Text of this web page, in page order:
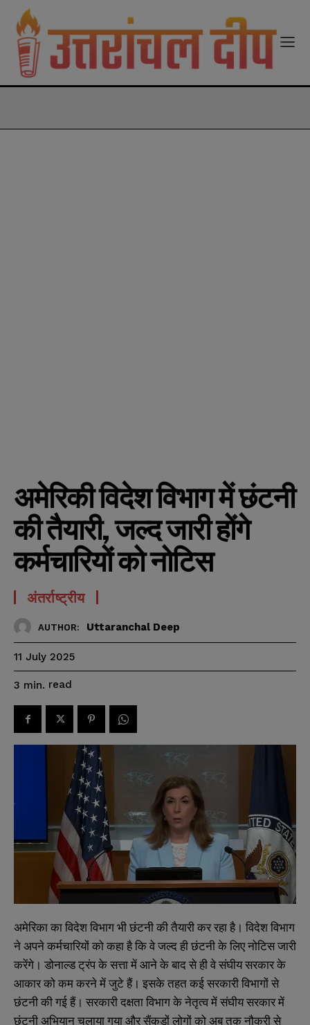
अमेरिकी विदेश विभाग में छंटनी
की तैयारी, जल्द जारी होंगे
कर्मचारियों को नोटिस
अंतर्राष्ट्रीय
AUTHOR: Uttaranchal Deep
11 July 2025
3 min. read
अमेरिका का विदेश विभाग भी छंटनी की तैयारी कर रहा है। विदेश विभाग
ने अपने कर्मचारियों को कहा है कि वे जल्द ही छंटनी के लिए नोटिस जारी
करेंगे। डोनाल्ड ट्रंप के सत्ता में आने के बाद से ही वे संघीय सरकार के
आकार को कम करने में जुटे हैं। इसके तहत कई सरकारी विभागों से
छंटनी की गई हैं। सरकारी दक्षता विभाग के नेतृत्व में संघीय सरकार में
छंटनी अभियान चलाया गया और सैंकड़ों लोगों को अब तक नौकरी से